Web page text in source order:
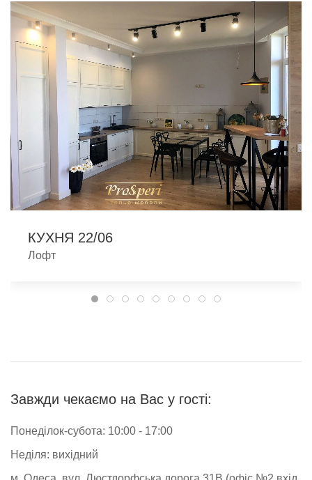
КУХНЯ 22/06
Лофт
Завжди чекаємо на Вас у гості:
Понеділок-субота: 10:00 - 17:00
Неділя: вихідний